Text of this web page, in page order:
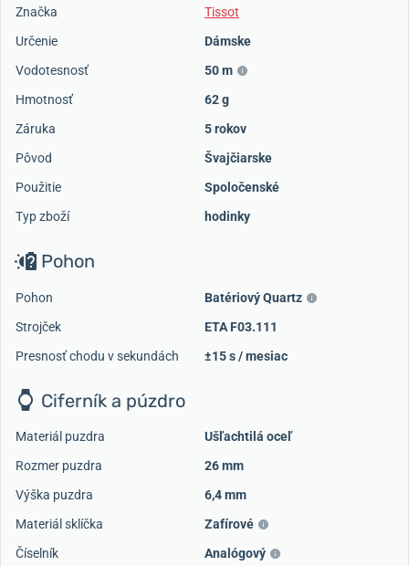
Značka
Tissot
Určenie
Dámske
Vodotesnosť
50 m
Hmotnosť
62 g
Záruka
5 rokov
Pôvod
Švajčiarske
Použitie
Spoločenské
Typ zboží
hodinky
Pohon
Pohon
Batériový Quartz
Strojček
ETA F03.111
Presnosť chodu v sekundách
±15 s / mesiac
Ciferník a púzdro
Materiál puzdra
Ušľachtilá oceľ
Rozmer puzdra
26 mm
Výška puzdra
6,4 mm
Materiál sklíčka
Zafírové
Číselník
Analógový